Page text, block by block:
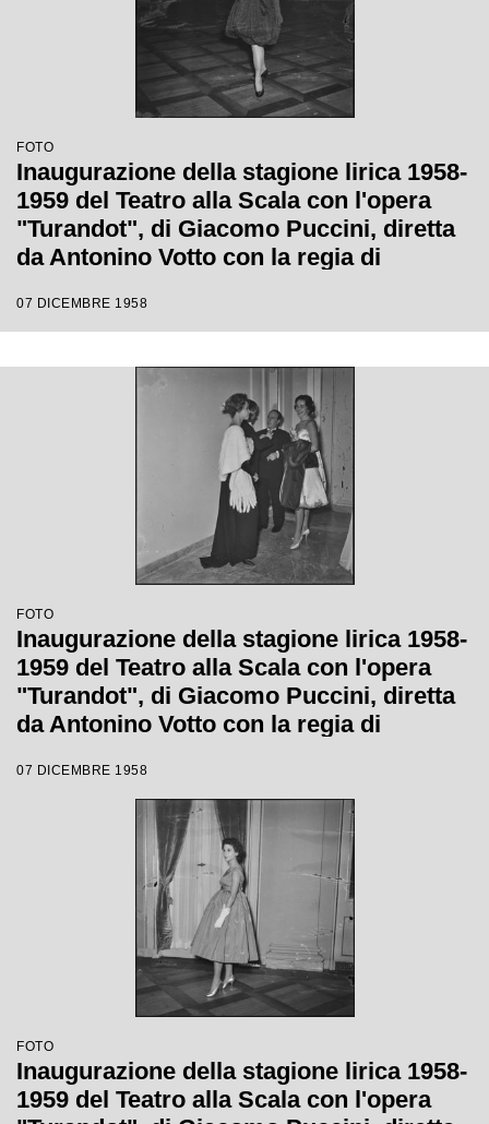
FOTO
Inaugurazione della stagione lirica 1958-
1959 del Teatro alla Scala con l'opera
"Turandot", di Giacomo Puccini, diretta
da Antonino Votto con la regia di
07 DICEMBRE 1958
FOTO
Inaugurazione della stagione lirica 1958-
1959 del Teatro alla Scala con l'opera
"Turandot", di Giacomo Puccini, diretta
da Antonino Votto con la regia di
07 DICEMBRE 1958
FOTO
Inaugurazione della stagione lirica 1958-
1959 del Teatro alla Scala con l'opera